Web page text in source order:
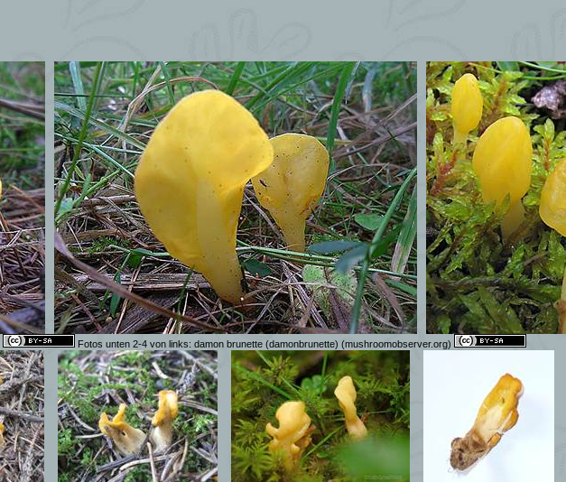
Fotos unten 2-4 von links: damon brunette (damonbrunette) (mushroomobserver.org)